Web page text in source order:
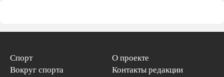
Спорт
Вокруг спорта
О проекте
Контакты редакции